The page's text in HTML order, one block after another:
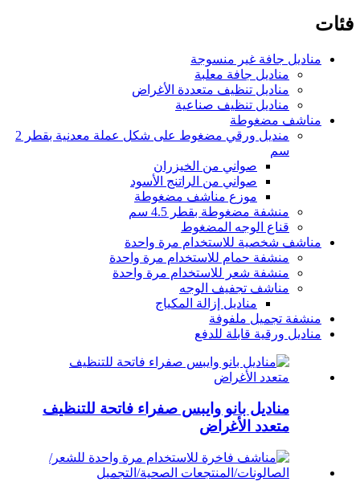
فئات
مناديل جافة غير منسوجة
مناديل جافة معلبة
مناديل تنظيف متعددة الأغراض
مناديل تنظيف صناعية
مناشف مضغوطة
منديل ورقي مضغوط على شكل عملة معدنية بقطر 2
سم
صواني من الخيزران
صواني من الراتنج الأسود
موزع مناشف مضغوطة
منشفة مضغوطة بقطر 4.5 سم
قناع الوجه المضغوط
مناشف شخصية للاستخدام مرة واحدة
منشفة حمام للاستخدام مرة واحدة
منشفة شعر للاستخدام مرة واحدة
مناشف تجفيف الوجه
مناديل إزالة المكياج
منشفة تجميل ملفوفة
مناديل ورقية قابلة للدفع
مناديل بانو وايبس صفراء فاتحة للتنظيف
متعدد الأغراض